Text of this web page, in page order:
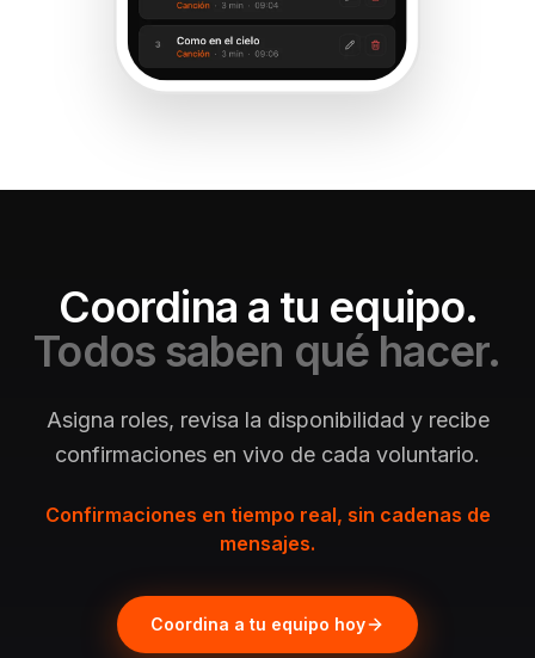
Coordina a tu equipo.
Todos saben qué hacer.
Asigna roles, revisa la disponibilidad y recibe
confirmaciones en vivo de cada voluntario.
Confirmaciones en tiempo real, sin cadenas de
mensajes.
Coordina a tu equipo hoy